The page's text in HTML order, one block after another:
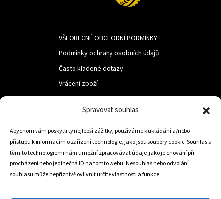
Spravovat souhlas
Abychom vám poskytli ty nejlepší zážitky, používáme k ukládání a/nebo
přístupu k informacím o zařízení technologie, jako jsou soubory cookie. Souhlas s
těmito technologiemi nám umožní zpracovávat údaje, jako je chování při
procházení nebo jedinečná ID na tomto webu. Nesouhlas nebo odvolání
souhlasu může nepříznivě ovlivnit určité vlastnosti a funkce.
VŠEOBECNÉ OBCHODNÍ PODMÍNKY
Podmínky ochrany osobních údajů
Často kladené dotazy
Vrácení zboží
LUF s.r.o.
Nám. M.R.Štefanika 518,
Trstená 02801